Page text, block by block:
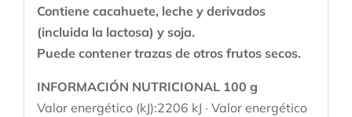
Contiene cacahuete, leche y derivados
(incluida la lactosa) y soja.
Puede contener trazas de otros frutos secos.
INFORMACIÓN NUTRICIONAL 100 g
Valor energético (kJ):2206 kJ · Valor energético